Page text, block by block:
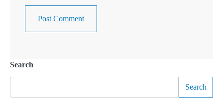
Search
Search